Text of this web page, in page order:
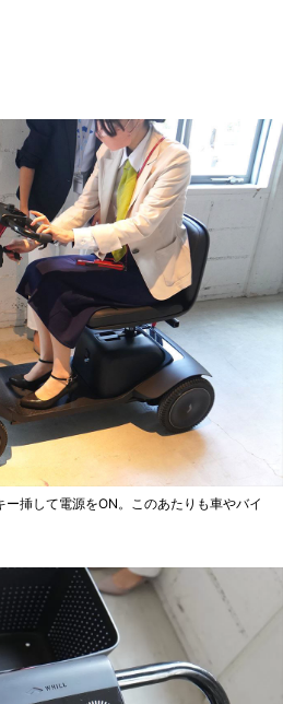
挿して電源をON。このあたりも車やバイ